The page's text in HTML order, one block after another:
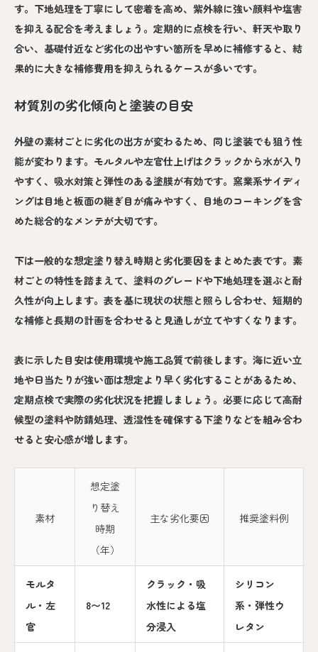
す。下地処理を丁寧にして密着を高め、紫外線に強い顔料や塩害
を抑える配合を考えましょう。定期的に点検を行い、軒天や取り
合い、基礎付近など劣化の出やすい箇所を早めに補修すると、結
果的に大きな補修費用を抑えられるケースが多いです。
材質別の劣化傾向と塗装の目安
外壁の素材ごとに劣化の出方が変わるため、同じ塗装でも狙う性
能が変わります。モルタルや左官仕上げはクラックから水が入り
やすく、吸水対策と弾性のある塗膜が有効です。窯業系サイディ
ングは目地と板面の継ぎ目が痛みやすく、目地のコーキングを含
めた総合的なメンテが大切です。
下は一般的な想定塗り替え時期と劣化要因をまとめた表です。素
材ごとの特性を踏まえて、塗料のグレードや下地処理を選ぶと耐
久性が向上します。表を基に現状の状態と照らし合わせ、短期的
な補修と長期の計画を合わせると見通しが立てやすくなります。
表に示した目安は使用環境や施工品質で前後します。海に近い立
地や日当たりが強い面は想定より早く劣化することがあるため、
定期点検で実際の劣化状況を把握しましょう。必要に応じて高耐
候型の塗料や防錆処理、透湿性を確保する下塗りなどを組み合わ
せると安心感が増します。
素材
想定塗
り替え
時期
（年）
主な劣化要因 推奨塗料例
モルタ
ル・左
官
8〜12
クラック・吸
水性による塩
分浸入
シリコン
系・弾性ウ
レタン